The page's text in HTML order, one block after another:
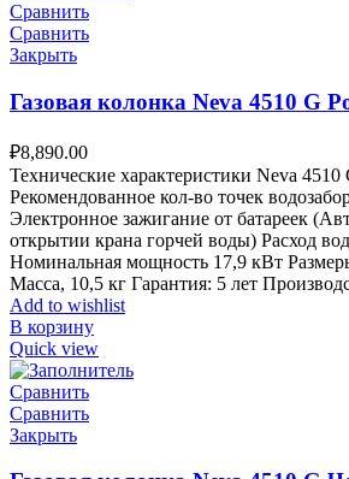
Сравнить
Сравнить
Закрыть
Газовая колонка Neva 4510 G
₽8,890.00
Технические характеристики Neva
Рекомендованное кол-во точек
Электронное зажигание от батареек
открытии крана горчей воды) Расход
Номинальная мощность 17,9 кВт
Масса, 10,5 кг Гарантия: 5 лет
Add to wishlist
В корзину
Quick view
Сравнить
Сравнить
Закрыть